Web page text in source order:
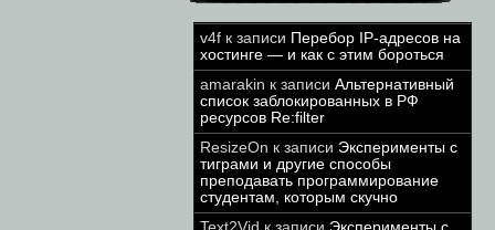
v4f к записи Перебор IP-адресов на
хостинге — и как с этим бороться
amarakin к записи Альтернативный
список заблокированных в РФ
ресурсов Re:filter
ResizeOn к записи Эксперименты с
тиграми и другие способы
преподавать программирование
студентам, которым скучно